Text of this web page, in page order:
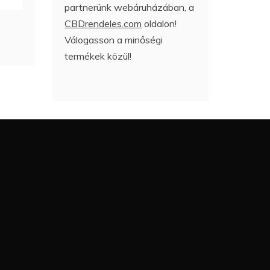
partnerünk webáruházában, a
CBDrendeles.com oldalon!
Válogasson a minőségi
termékek közül!